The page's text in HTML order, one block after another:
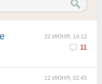
22 ИЮНЯ, 14:13
11
12 ИЮНЯ, 02:43